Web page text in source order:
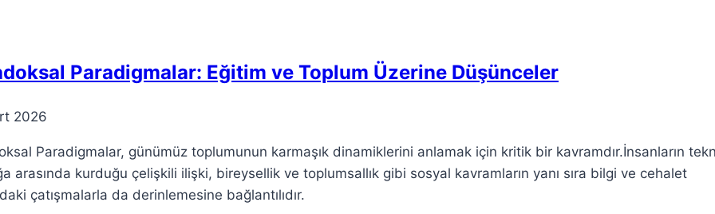
Paradigmalar: Eğitim ve Toplum Üzerine Düşünceler
2026
Paradigmalar, günümüz toplumunun karmaşık dinamiklerini anlamak için kritik bir kavramdır.İnsanların
arasında kurduğu çelişkili ilişki, bireysellik ve toplumsallık gibi sosyal kavramların yanı sıra bilgi ve cehalet
çatışmalarla da derinlemesine bağlantılıdır.